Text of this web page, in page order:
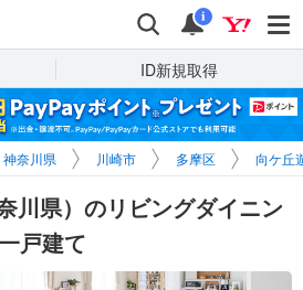
検索 通知
i
ID新規取得
神奈川県 川崎市 多摩区 向ケ丘
川県）のリビングダイニン
戸建て